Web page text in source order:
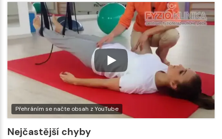
Přehráním se načte obsah z YouTube
Nejčastější chyby